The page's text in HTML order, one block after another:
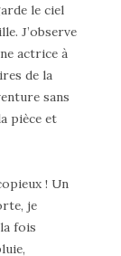
le ciel
J’observe
actrice à
de la
sans
pièce et
! Un
je
fois